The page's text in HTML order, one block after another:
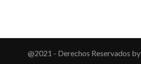
@2021 - Derechos Reservados by